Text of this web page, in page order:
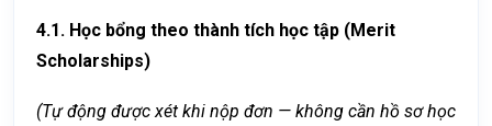
4.1. Học bổng theo thành tích học tập (Merit
Scholarships)
(Tự động được xét khi nộp đơn — không cần hồ sơ học